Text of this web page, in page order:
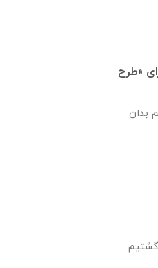
«طرح
بدان
گشتیم